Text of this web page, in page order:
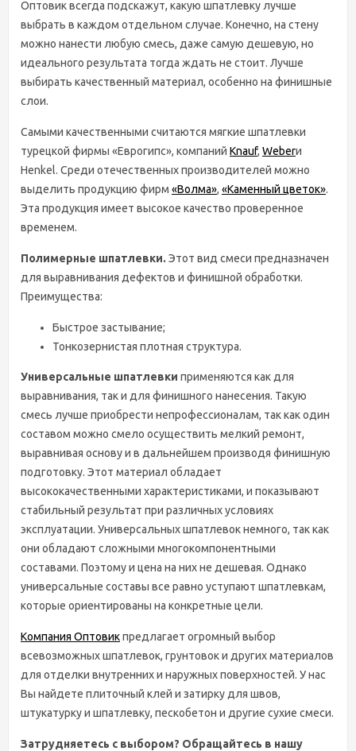
Оптовик всегда подскажут, какую шпатлевку лучше
выбрать в каждом отдельном случае. Конечно, на стену
можно нанести любую смесь, даже самую дешевую, но
идеального результата тогда ждать не стоит. Лучше
выбирать качественный материал, особенно на финишные
слои.
Самыми качественными считаются мягкие шпатлевки
турецкой фирмы «Еврогипс», компаний Knauf, Weberи
Henkel. Среди отечественных производителей можно
выделить продукцию фирм «Волма», «Каменный цветок».
Эта продукция имеет высокое качество проверенное
временем.
Полимерные шпатлевки. Этот вид смеси предназначен
для выравнивания дефектов и финишной обработки.
Преимущества:
Быстрое застывание;
Тонкозернистая плотная структура.
Универсальные шпатлевки применяются как для
выравнивания, так и для финишного нанесения. Такую
смесь лучше приобрести непрофессионалам, так как один
составом можно смело осуществить мелкий ремонт,
выравнивая основу и в дальнейшем производя финишную
подготовку. Этот материал обладает
высококачественными характеристиками, и показывают
стабильный результат при различных условиях
эксплуатации. Универсальных шпатлевок немного, так как
они обладают сложными многокомпонентными
составами. Поэтому и цена на них не дешевая. Однако
универсальные составы все равно уступают шпатлевкам,
которые ориентированы на конкретные цели.
Компания Оптовикпредлагает огромный выбор
всевозможных шпатлевок, грунтовок и других материалов
для отделки внутренних и наружных поверхностей. У нас
Вы найдете плиточный клей и затирку для швов,
штукатурку и шпатлевку, пескобетон и другие сухие смеси.
Затрудняетесь с выбором? Обращайтесь в нашу